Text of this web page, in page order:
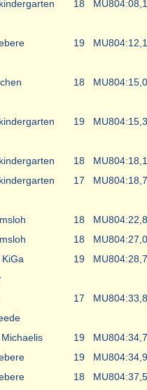
18 MU804:08,1
19 MU804:12,1
18 MU804:15,0
19 MU804:15,3
18 MU804:18,1
17 MU804:18,7
18 MU804:22,8
18 MU804:27,0
19 MU804:28,7
17 MU804:33,8
Michaelis 19 MU804:34,7
19 MU804:34,9
18 MU804:37,5